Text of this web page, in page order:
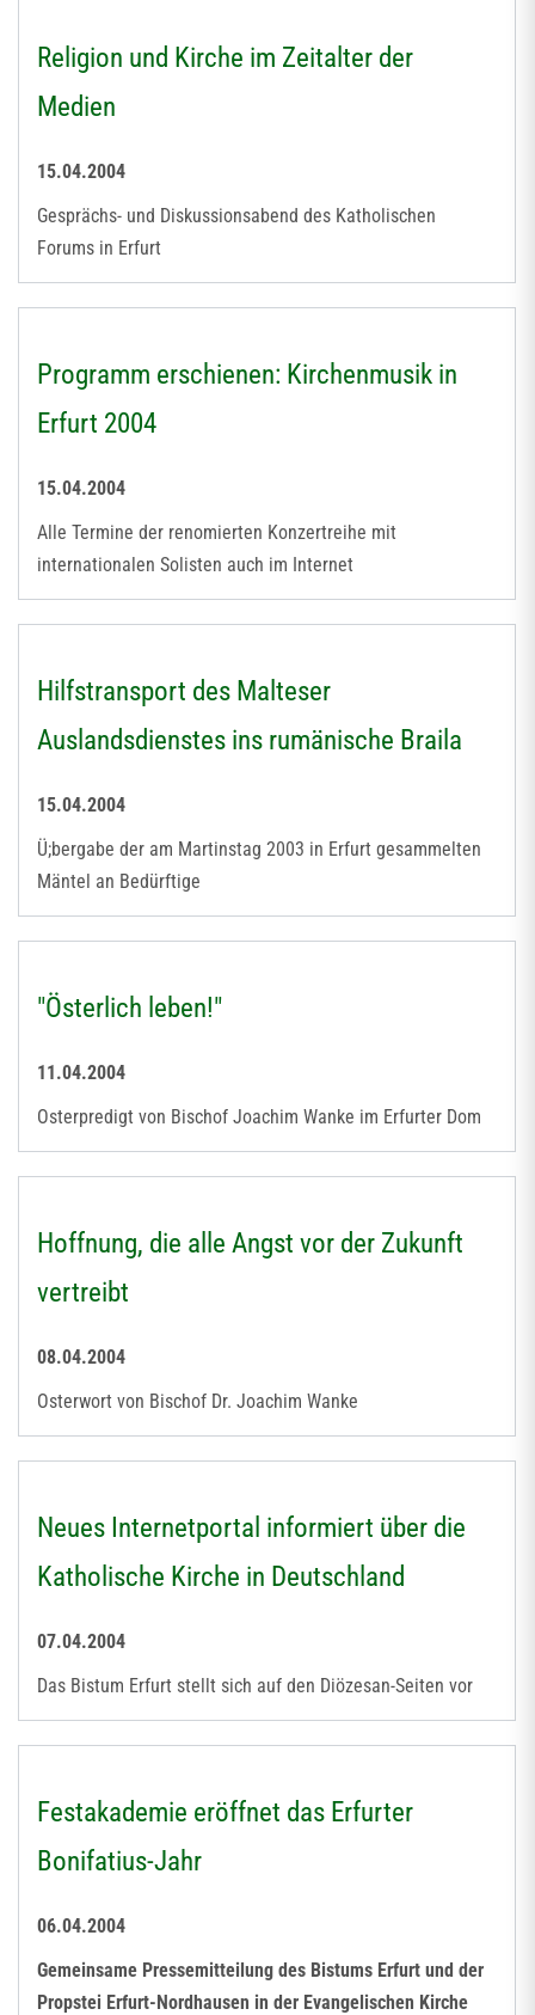
Religion und Kirche im Zeitalter der
Medien
15.04.2004
Gesprächs- und Diskussionsabend des Katholischen
Forums in Erfurt
Programm erschienen: Kirchenmusik in
Erfurt 2004
15.04.2004
Alle Termine der renomierten Konzertreihe mit
internationalen Solisten auch im Internet
Hilfstransport des Malteser
Auslandsdienstes ins rumänische Braila
15.04.2004
Ü;bergabe der am Martinstag 2003 in Erfurt gesammelten
Mäntel an Bedürftige
"Österlich leben!"
11.04.2004
Osterpredigt von Bischof Joachim Wanke im Erfurter Dom
Hoffnung, die alle Angst vor der Zukunft
vertreibt
08.04.2004
Osterwort von Bischof Dr. Joachim Wanke
Neues Internetportal informiert über die
Katholische Kirche in Deutschland
07.04.2004
Das Bistum Erfurt stellt sich auf den Diözesan-Seiten vor
Festakademie eröffnet das Erfurter
Bonifatius-Jahr
06.04.2004
Gemeinsame Pressemitteilung des Bistums Erfurt und der
Propstei Erfurt-Nordhausen in der Evangelischen Kirche